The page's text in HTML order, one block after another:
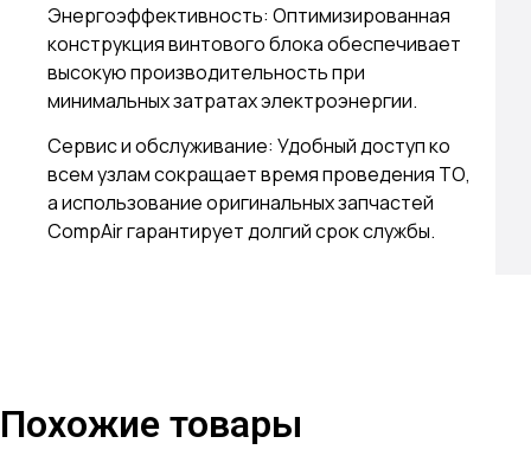
Энергоэффективность: Оптимизированная
конструкция винтового блока обеспечивает
высокую производительность при
минимальных затратах электроэнергии.
Сервис и обслуживание: Удобный доступ ко
всем узлам сокращает время проведения ТО,
а использование оригинальных запчастей
CompAir гарантирует долгий срок службы.
Похожие товары